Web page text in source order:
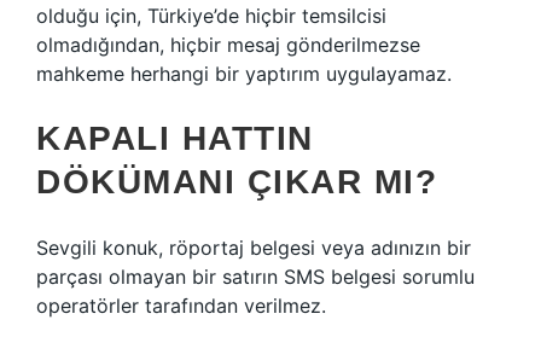
olduğu için, Türkiye’de hiçbir temsilcisi
olmadığından, hiçbir mesaj gönderilmezse
mahkeme herhangi bir yaptırım uygulayamaz.
KAPALI HATTIN
DÖKÜMANI ÇIKAR MI?
Sevgili konuk, röportaj belgesi veya adınızın bir
parçası olmayan bir satırın SMS belgesi sorumlu
operatörler tarafından verilmez.